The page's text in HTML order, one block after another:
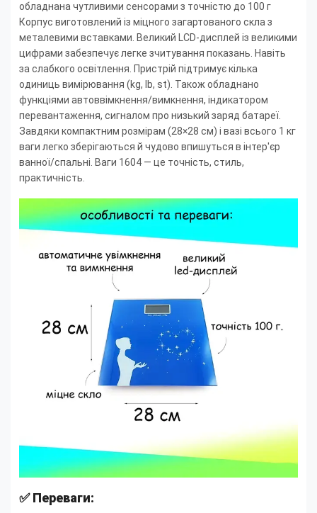
обладнана чутливими сенсорами з точністю до 100 г
Корпус виготовлений із міцного загартованого скла з
металевими вставками. Великий LCD-дисплей із великими
цифрами забезпечує легке зчитування показань. Навіть
за слабкого освітлення. Пристрій підтримує кілька
одиниць вимірювання (kg, lb, st). Також обладнано
функціями автоввімкнення/вимкнення, індикатором
перевантаження, сигналом про низький заряд батареї.
Завдяки компактним розмірам (28×28 см) і вазі всього 1 кг
ваги легко зберігаються й чудово впишуться в інтер'єр
ванної/спальні. Ваги 1604 — це точність, стиль,
практичність.
✅ Переваги: